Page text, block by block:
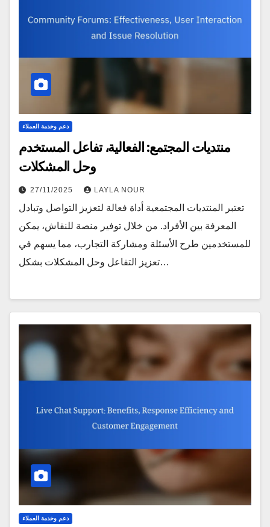
دعم وخدمة العملاء
منتديات المجتمع: الفعالية، تفاعل المستخدم
وحل المشكلات
27/11/2025 LAYLA NOUR
تعتبر المنتديات المجتمعية أداة فعالة لتعزيز التواصل وتبادل
المعرفة بين الأفراد. من خلال توفير منصة للنقاش، يمكن
للمستخدمين طرح الأسئلة ومشاركة التجارب، مما يسهم في
تعزيز التفاعل وحل المشكلات بشكل…
دعم وخدمة العملاء